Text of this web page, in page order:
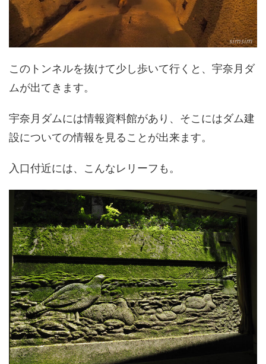
このトンネルを抜けて少し歩いて行くと、宇奈月ダ
ムが出てきます。
宇奈月ダムには情報資料館があり、そこにはダム建
設についての情報を見ることが出来ます。
入口付近には、こんなレリーフも。